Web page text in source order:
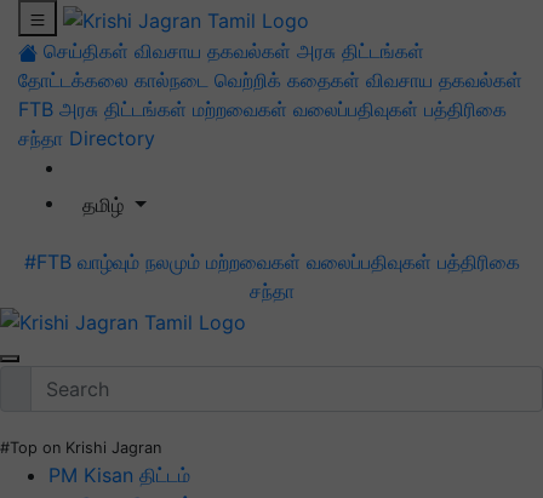
செய்திகள் விவசாய தகவல்கள் அரசு திட்டங்கள்
தோட்டக்கலை கால்நடை வெற்றிக் கதைகள் விவசாய தகவல்கள்
FTB அரசு திட்டங்கள் மற்றவைகள் வலைப்பதிவுகள் பத்திரிகை
சந்தா Directory
தமிழ்
#FTB வாழ்வும் நலமும் மற்றவைகள் வலைப்பதிவுகள் பத்திரிகை
சந்தா
#Top on Krishi Jagran
PM Kisan திட்டம்